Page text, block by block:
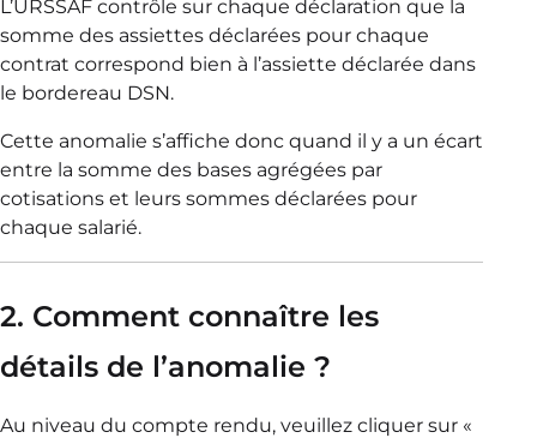
L’URSSAF contrôle sur chaque déclaration que la
somme des assiettes déclarées pour chaque
contrat correspond bien à l’assiette déclarée dans
le bordereau DSN.
Cette anomalie s’affiche donc quand il y a un écart
entre la somme des bases agrégées par
cotisations et leurs sommes déclarées pour
chaque salarié.
2. Comment connaître les
détails de l’anomalie ?
Au niveau du compte rendu, veuillez cliquer sur «